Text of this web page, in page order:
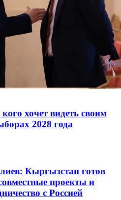
хочет видеть своим
2028 года
Кыргызстан готов
проекты и
с Россией